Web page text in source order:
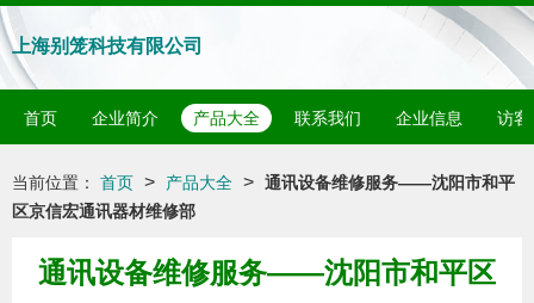
上海别笼科技有限公司
首页 企业简介 产品大全 联系我们 企业信息 访客
当前位置： 首页 > 产品大全 > 通讯设备维修服务——沈阳市和平
区京信宏通讯器材维修部
通讯设备维修服务——沈阳市和平区